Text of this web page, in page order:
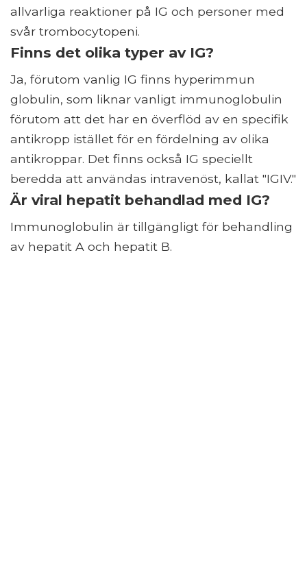
allvarliga reaktioner på IG och personer med
svår trombocytopeni.
Finns det olika typer av IG?
Ja, förutom vanlig IG finns hyperimmun
globulin, som liknar vanligt immunoglobulin
förutom att det har en överflöd av en specifik
antikropp istället för en fördelning av olika
antikroppar. Det finns också IG speciellt
beredda att användas intravenöst, kallat "IGIV."
Är viral hepatit behandlad med IG?
Immunoglobulin är tillgängligt för behandling
av hepatit A och hepatit B.